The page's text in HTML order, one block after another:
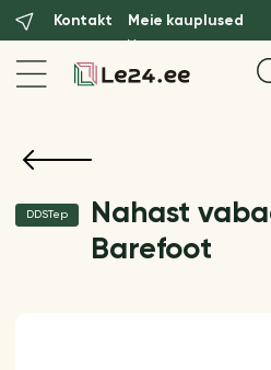
Kontakt Meie kauplused
DDSTep
Nahast
Barefoot